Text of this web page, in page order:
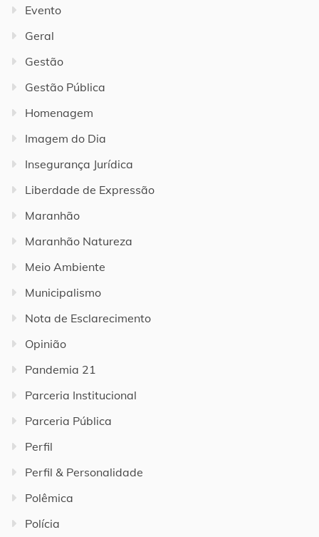
Evento
Geral
Gestão
Gestão Pública
Homenagem
Imagem do Dia
Insegurança Jurídica
Liberdade de Expressão
Maranhão
Maranhão Natureza
Meio Ambiente
Municipalismo
Nota de Esclarecimento
Opinião
Pandemia 21
Parceria Institucional
Parceria Pública
Perfil
Perfil & Personalidade
Polêmica
Polícia